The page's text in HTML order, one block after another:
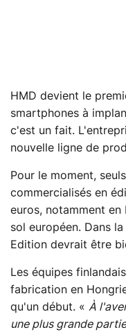
HMD devient le
smartphones à
c'est un fait.
nouvelle ligne de
Pour le moment,
commercialisés en
euros, notamment en
sol européen. Dans
Edition devrait être
Les équipes
fabrication en
qu'un début. « À
une plus grande